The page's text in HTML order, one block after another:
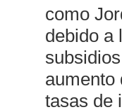
como
debido a
aumento
tasas de